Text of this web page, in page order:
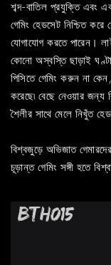
শব্দ-বাতিল প্রযুক্তি এবং
গেমিং হেডসেট নিশ্চিত
যোগাযোগ করতে পারেন।
কোনো অস্বস্তি ছাড়াই
পিসিতে গেমিং করুন না
করেছে৷ বেছে নেওয়ার
শৈলীর সাথে মেলে নিখুঁত
বিশ্বজুড়ে অভিজাত
চূড়ান্ত গেমিং সঙ্গী হতে
BTH015